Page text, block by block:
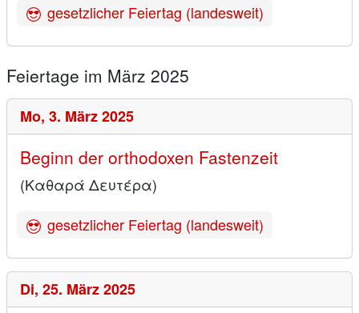
gesetzlicher Feiertag (landesweit)
Feiertage im März 2025
Mo, 3. März 2025
Beginn der orthodoxen Fastenzeit
(Καθαρά Δευτέρα)
gesetzlicher Feiertag (landesweit)
Di, 25. März 2025